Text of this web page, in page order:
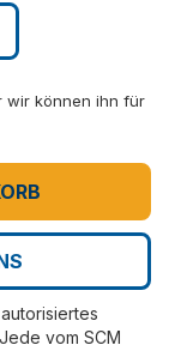
wir können ihn für
vom SCM